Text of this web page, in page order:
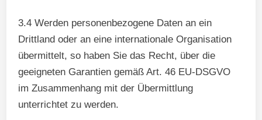
3.4 Werden personenbezogene Daten an ein
Drittland oder an eine internationale Organisation
übermittelt, so haben Sie das Recht, über die
geeigneten Garantien gemäß Art. 46 EU-DSGVO
im Zusammenhang mit der Übermittlung
unterrichtet zu werden.